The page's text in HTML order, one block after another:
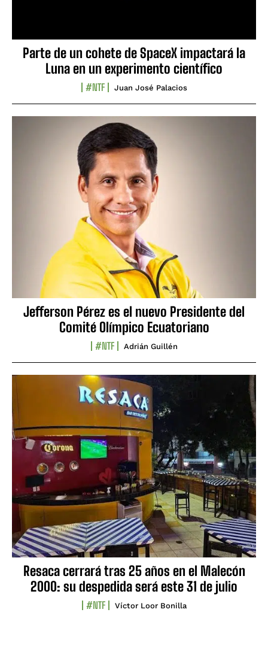
Parte de un cohete de SpaceX impactará la
Luna en un experimento científico
#NTF Juan José Palacios
Jefferson Pérez es el nuevo Presidente del
Comité Olímpico Ecuatoriano
#NTF Adrián Guillén
Resaca cerrará tras 25 años en el Malecón
2000: su despedida será este 31 de julio
#NTF Víctor Loor Bonilla